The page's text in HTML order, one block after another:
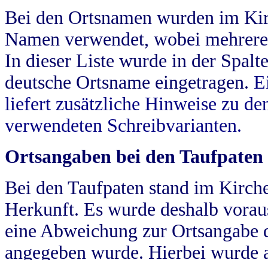
Bei den Ortsnamen wurden im
Namen verwendet, wobei
In dieser Liste wurde in der
deutsche Ortsname eingetragen.
liefert zusätzliche Hinweise zu
verwendeten Schreibvarianten.
Ortsangaben bei den Taufpaten
Bei den Taufpaten stand im
Herkunft. Es wurde deshalb
eine Abweichung zur
angegeben wurde. Hierbei wurde